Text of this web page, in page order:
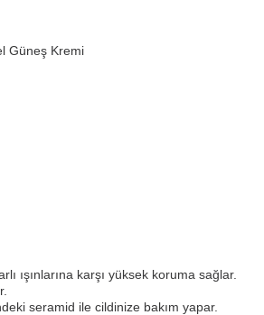
Güneş Kremi
ışınlarına karşı yüksek koruma sağlar.
seramid ile cildinize bakım yapar.